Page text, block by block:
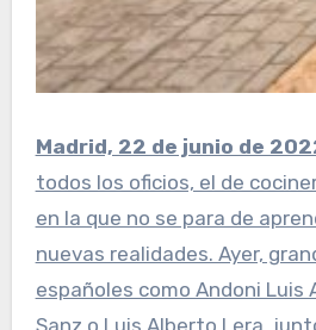
Madrid, 22 de junio de
todos los oficios, el de
en la que no se para de
nuevas realidades. Ayer,
españoles como Andoni Luis